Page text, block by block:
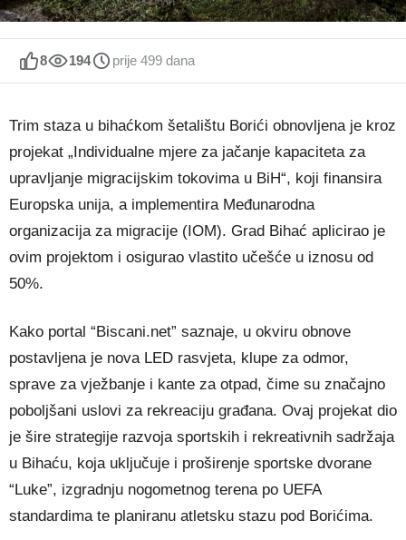
8 194 prije 499 dana
Trim staza u bihaćkom šetalištu Borići obnovljena je kroz
projekat „Individualne mjere za jačanje kapaciteta za
upravljanje migracijskim tokovima u BiH“, koji finansira
Europska unija, a implementira Međunarodna
organizacija za migracije (IOM). Grad Bihać aplicirao je
ovim projektom i osigurao vlastito učešće u iznosu od
50%.
Kako portal “Biscani.net” saznaje, u okviru obnove
postavljena je nova LED rasvjeta, klupe za odmor,
sprave za vježbanje i kante za otpad, čime su značajno
poboljšani uslovi za rekreaciju građana. Ovaj projekat dio
je šire strategije razvoja sportskih i rekreativnih sadržaja
u Bihaću, koja uključuje i proširenje sportske dvorane
“Luke”, izgradnju nogometnog terena po UEFA
standardima te planiranu atletsku stazu pod Borićima.